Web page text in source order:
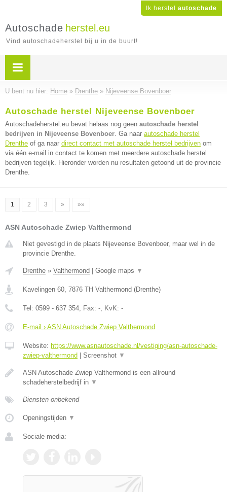
Ik herstel autoschade
Autoschade herstel.eu
Vind autoschadeherstel bij u in de buurt!
U bent nu hier: Home » Drenthe » Nijeveense Bovenboer
Autoschade herstel Nijeveense Bovenboer
Autoschadeherstel.eu bevat helaas nog geen autoschade herstel
bedrijven in Nijeveense Bovenboer. Ga naar autoschade herstel
Drenthe of ga naar direct contact met autoschade herstel bedrijven om
via één e-mail in contact te komen met meerdere autoschade herstel
bedrijven tegelijk. Hieronder worden nu resultaten getoond uit de provincie
Drenthe.
1 2 3 » »»
ASN Autoschade Zwiep Valthermond
Niet gevestigd in de plaats Nijeveense Bovenboer, maar wel in de
provincie Drenthe.
Drenthe » Valthermond Google maps ▼
Kavelingen 60, 7876 TH Valthermond (Drenthe)
Tel: 0599 - 637 354, Fax: -, KvK: -
E-mail › ASN Autoschade Zwiep Valthermond
Website: https://www.asnautoschade.nl/vestiging/asn-autoschade-
zwiep-valthermond
Screenshot ▼
ASN Autoschade Zwiep Valthermond is een allround
schadeherstelbedrijf in ▼
Diensten onbekend
Openingstijden ▼
Sociale media: